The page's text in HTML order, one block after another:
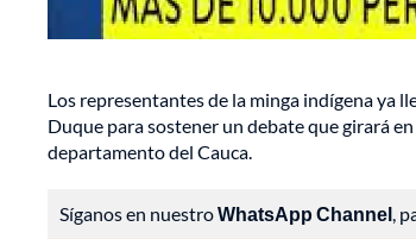
Los representantes de la minga indígena ya
Duque para sostener un debate que girará
departamento del Cauca.
Síganos en nuestroWhatsApp Channel,